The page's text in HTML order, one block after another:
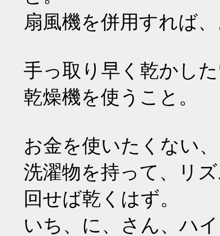
扇風機を併用すれば
手っ取り早く乾かし
乾燥機を使うこと。
お金を使いたくない
洗濯物を持って、リ
回せば乾くはず。
いち、に、さん、ハイ